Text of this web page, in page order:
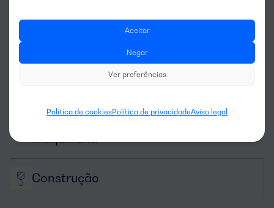
Aceitar
Negar
Ver preferências
Política de cookiesPolítica de privacidadeAviso legal
maquinaria
Construção